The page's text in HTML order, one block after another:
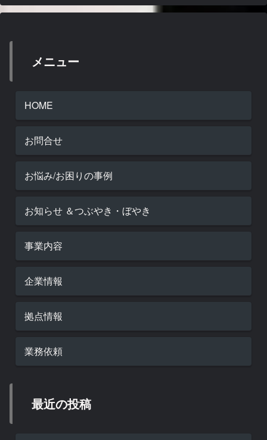
メニュー
HOME
お問合せ
お悩み/お困りの事例
お知らせ ＆つぶやき・ぼやき
事業内容
企業情報
拠点情報
業務依頼
最近の投稿